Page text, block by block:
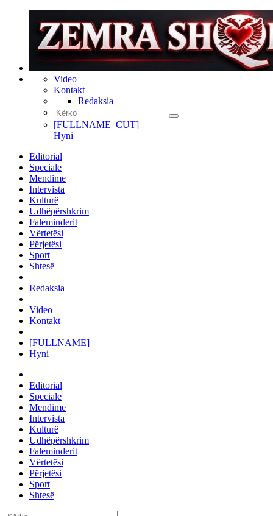
Video
Kontakt
Redaksia
[FULLNAME_CUT]
Hyni
Editorial
Speciale
Mendime
Intervista
Kulturë
Udhëpërshkrim
Faleminderit
Vërtetësi
Përjetësi
Sport
Shtesë
Redaksia
Video
Kontakt
[FULLNAME]
Hyni
Editorial
Speciale
Mendime
Intervista
Kulturë
Udhëpërshkrim
Faleminderit
Vërtetësi
Përjetësi
Sport
Shtesë